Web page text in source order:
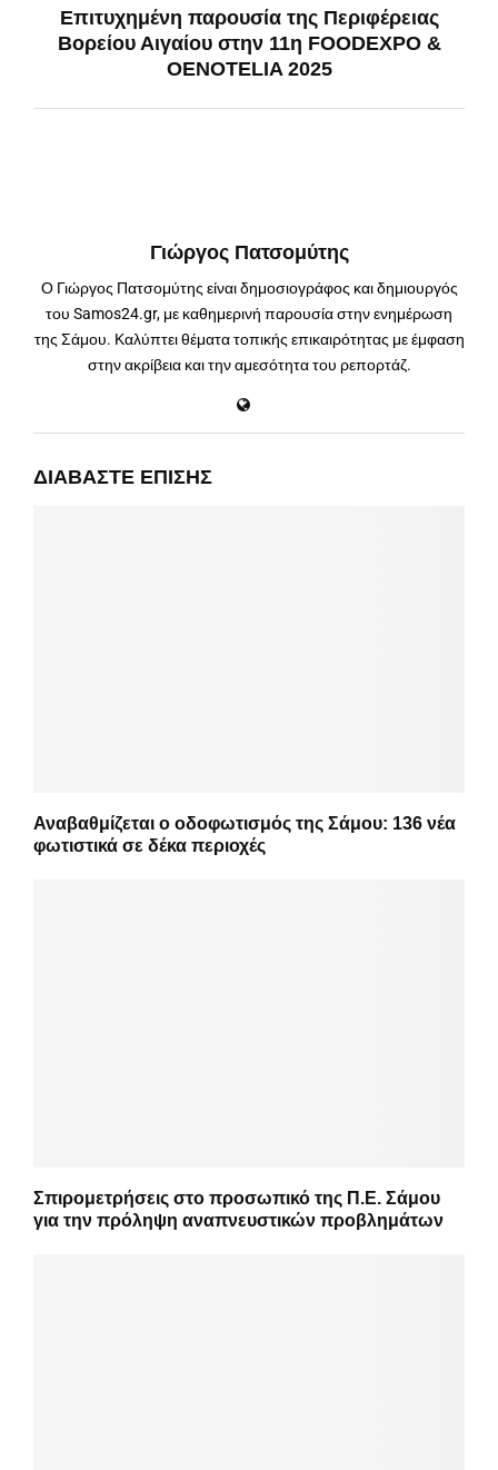
Επιτυχημένη παρουσία της Περιφέρειας
Βορείου Αιγαίου στην 11η FOODEXPO &
OENOTELIA 2025
Γιώργος Πατσομύτης
Ο Γιώργος Πατσομύτης είναι δημοσιογράφος και δημιουργός
του Samos24.gr, με καθημερινή παρουσία στην ενημέρωση
της Σάμου. Καλύπτει θέματα τοπικής επικαιρότητας με έμφαση
στην ακρίβεια και την αμεσότητα του ρεπορτάζ.
ΔΙΑΒΆΣΤΕ ΕΠΊΣΗΣ
Αναβαθμίζεται ο οδοφωτισμός της Σάμου: 136 νέα
φωτιστικά σε δέκα περιοχές
Σπιρομετρήσεις στο προσωπικό της Π.Ε. Σάμου
για την πρόληψη αναπνευστικών προβλημάτων